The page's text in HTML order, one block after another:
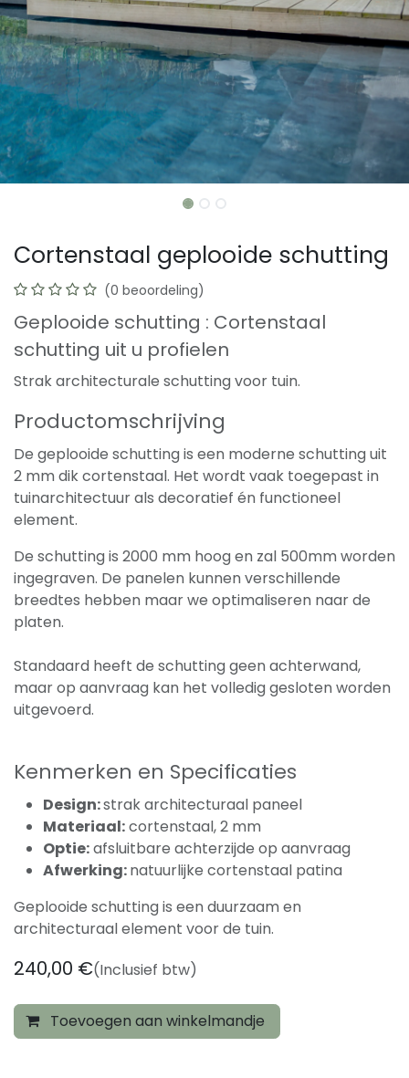
Cortenstaal geplooide schutting
(0 beoordeling)
Geplooide schutting : Cortenstaal
schutting uit u profielen
Strak architecturale schutting voor tuin.
Productomschrijving
De geplooide schutting is een moderne schutting uit
2 mm dik cortenstaal. Het wordt vaak toegepast in
tuinarchitectuur als decoratief én functioneel
element.
De schutting is 2000 mm hoog en zal 500mm worden
ingegraven. De panelen kunnen verschillende
breedtes hebben maar we optimaliseren naar de
platen.
Standaard heeft de schutting geen achterwand,
maar op aanvraag kan het volledig gesloten worden
uitgevoerd.
Kenmerken en Specificaties
Design:strak architecturaal paneel
Materiaal:cortenstaal, 2 mm
Optie:afsluitbare achterzijde op aanvraag
Afwerking:natuurlijke cortenstaal patina
Geplooide schutting is een duurzaam en
architecturaal element voor de tuin.
240,00 €(Inclusief btw)
Toevoegen aan winkelmandje